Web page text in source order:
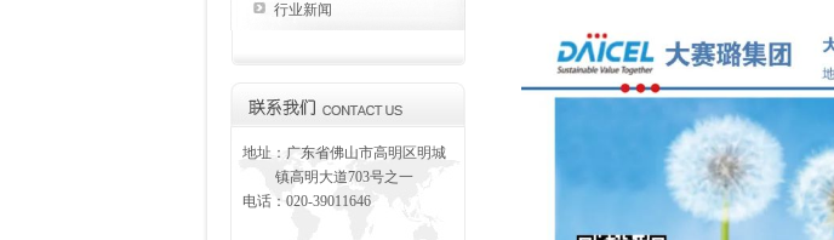
行业新闻
地址：广东省佛山市高明区明城
镇高明大道703号之一
电话：020-39011646